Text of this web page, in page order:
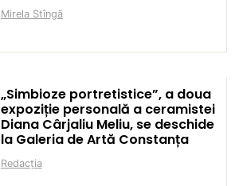
Mirela Stîngă
„Simbioze portretistice”, a doua
expoziție personală a ceramistei
Diana Cârjaliu Meliu, se deschide
la Galeria de Artă Constanța
Redacția